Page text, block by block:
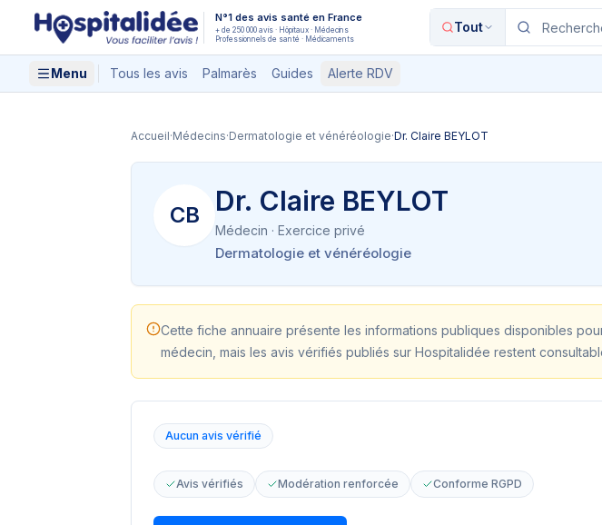
Aller au contenu principal N°1 des avis santé en France
+ de 250 000 avis · Hôpitaux · Médecins
Professionnels de santé · Médicaments
Tout
Menu Tous les avis Palmarès Guides Alerte RDV
Accueil·Médecins·Dermatologie et vénéréologie·Dr. Claire BEYLOT
CB Dr. Claire BEYLOT
Médecin · Exercice privé
Dermatologie et vénéréologie
Cette fiche annuaire présente les informations publiques disponibles
médecin, mais les avis vérifiés publiés sur Hospitalidée restent
Aucun avis vérifié
Avis vérifiés Modération renforcée Conforme RGPD